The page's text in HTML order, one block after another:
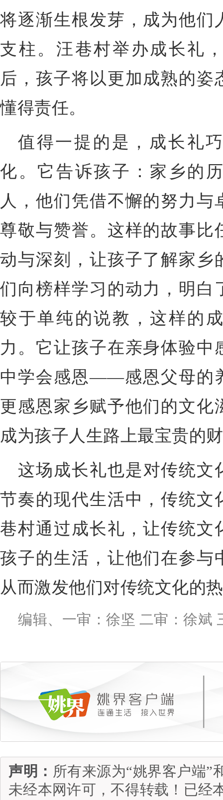
将逐渐生根发芽，成为他们
支柱。汪巷村举办成长礼
后，孩子将以更加成熟的
懂得责任。
值得一提的是，成长礼
化。它告诉孩子：家乡的
人，他们凭借不懈的努力
尊敬与赞誉。这样的故事比
动与深刻，让孩子了解家乡
们向榜样学习的动力，明白
较于单纯的说教，这样的
力。它让孩子在亲身体验
中学会感恩——感恩父母的
更感恩家乡赋予他们的文化
成为孩子人生路上最宝贵的
这场成长礼也是对传统文
节奏的现代生活中，传统文
巷村通过成长礼，让传统文
孩子的生活，让他们在参与
从而激发他们对传统文化的
编辑、一审：徐坚 二审：徐斌
声明： 所有来源为“姚界客户端”
未经本网许可，不得转载！已经